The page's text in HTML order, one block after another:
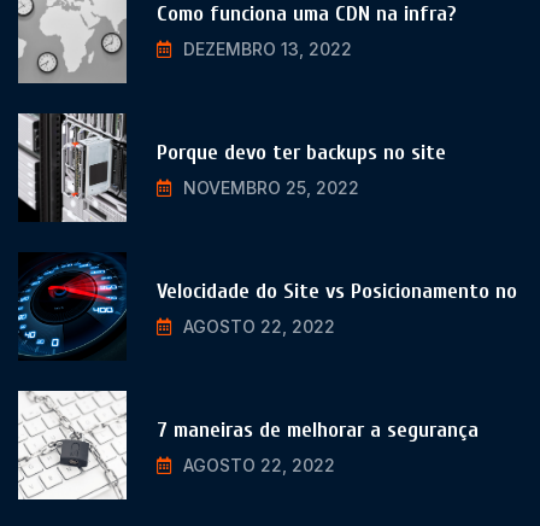
Como funciona uma CDN na infra?
DEZEMBRO 13, 2022
Porque devo ter backups no site
NOVEMBRO 25, 2022
Velocidade do Site vs Posicionamento no
AGOSTO 22, 2022
7 maneiras de melhorar a segurança
AGOSTO 22, 2022